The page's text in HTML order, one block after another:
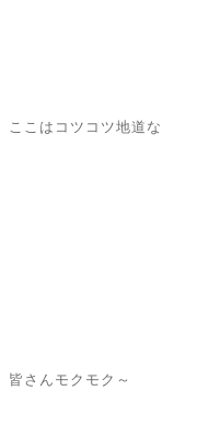
ここはコツコツ地道な
皆さんモクモク～